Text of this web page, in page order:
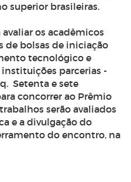
superior brasileiras.
os acadêmicos
de bolsas de iniciação
tecnológico e
parcerias -
Setenta e sete
concorrer ao Prêmio
serão avaliados
e a divulgação do
do encontro, na